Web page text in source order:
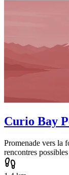
Curio Bay
Promenade vers la
rencontres